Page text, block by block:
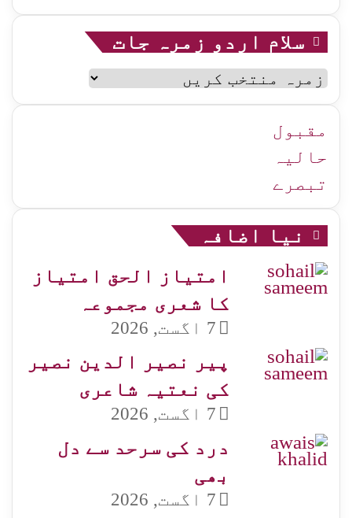
سلام اردو زمرہ جات
سلام
اردو
زمرہ
جات
مقبول
حالیہ
تبصرے
نیا اضافہ
امتیاز الحق امتیاز
کا شعری مجموعہ
7 اگست, 2026
پیر نصیر الدین نصیر
کی نعتیہ شاعری
7 اگست, 2026
درد کی سرحد سے دل
بھی
7 اگست, 2026